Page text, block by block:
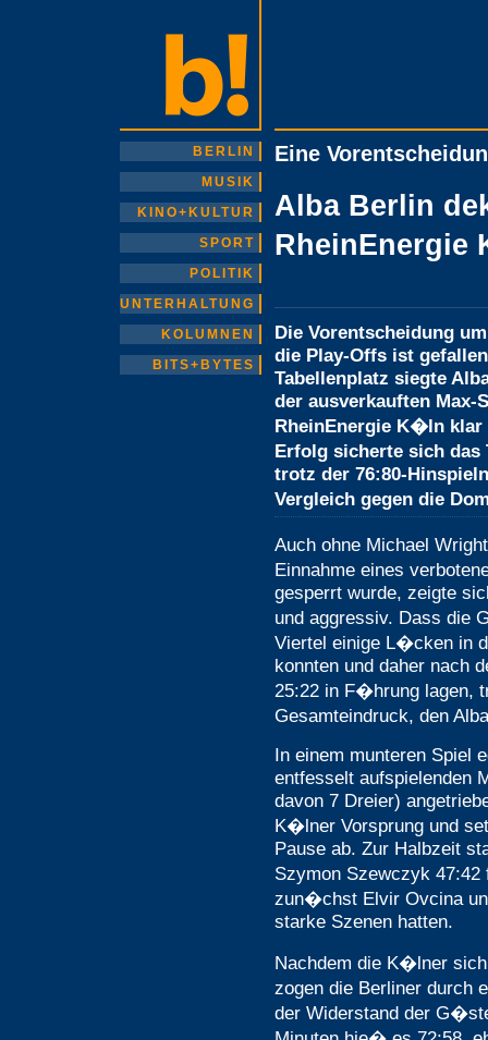
BERLIN
MUSIK
KINO+KULTUR
SPORT
POLITIK
UNTERHALTUNG
KOLUMNEN
BITS+BYTES
Eine
Alba Berlin
RheinEnergie
Die Vorentscheidung
die Play-Offs ist
Tabellenplatz siegte
der ausverkauften Max-
RheinEnergie K�ln klar
Erfolg sicherte sich das
trotz der 76:80-
Vergleich gegen die
Auch ohne Michael
Einnahme eines
gesperrt wurde, zeigte
und aggressiv. Dass die
Viertel einige L�cken in
konnten und daher nach
25:22 in F�hrung lagen,
Gesamteindruck, den
In einem munteren Spiel
entfesselt aufspielenden
davon 7 Dreier)
K�lner Vorsprung und
Pause ab. Zur Halbzeit
Szymon Szewczyk
zun�chst Elvir Ovcina
starke Szenen hatten.
Nachdem die K�lner
zogen die Berliner durch
der Widerstand der